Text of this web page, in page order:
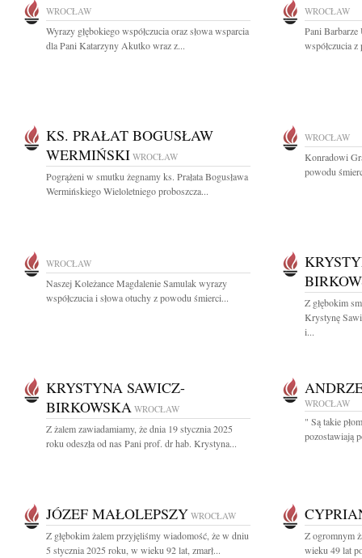
WROCŁAW
Wyrazy głębokiego współczucia oraz słowa wsparcia
dla Pani Katarzyny Akutko wraz z...
WROCŁAW
Pani Barbarze
współczucia
KS. PRAŁAT BOGUSŁAW
WERMIŃSKI WROCŁAW
Pogrążeni w smutku żegnamy ks. Prałata Bogusława
Wermińskiego Wieloletniego proboszcza...
WROCŁAW
Konradowi
powodu
WROCŁAW
Naszej Koleżance Magdalenie Samulak wyrazy
współczucia i słowa otuchy z powodu śmierci...
Z głębokim
Krystynę
i...
KRYSTYNA SAWICZ-
BIRKOWSKA WROCŁAW
Z żalem zawiadamiamy, że dnia 19 stycznia 2025
roku odeszła od nas Pani prof. dr hab. Krystyna...
WROCŁAW
" Są takie
pozostawiają
JÓZEF MAŁOLEPSZY WROCŁAW
Z głębokim żalem przyjęliśmy wiadomość, że w dniu
5 stycznia 2025 roku, w wieku 92 lat, zmarł...
Z ogromnym
wieku 49 lat